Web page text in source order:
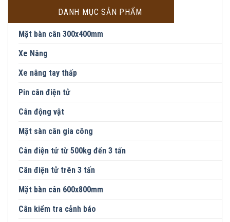
DANH MỤC SẢN PHẨM
Mặt bàn cân 300x400mm
Xe Nâng
Xe nâng tay thấp
Pin cân điện tử
Cân động vật
Mặt sàn cân gia công
Cân điện tử từ 500kg đến 3 tấn
Cân điện tử trên 3 tấn
Mặt bàn cân 600x800mm
Cân kiểm tra cảnh báo